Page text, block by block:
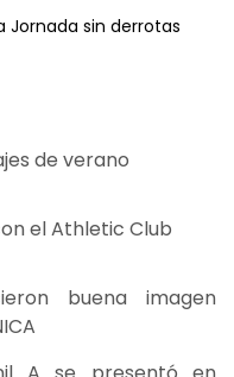
Jornada sin derrotas
de verano
el Athletic Club
buena imagen